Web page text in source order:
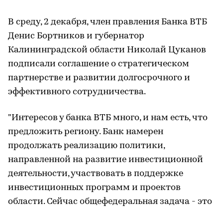
В среду, 2 декабря, член правления Банка ВТБ
Денис Бортников и губернатор
Калининградской области Николай Цуканов
подписали соглашение о стратегическом
партнерстве и развитии долгосрочного и
эффективного сотрудничества.
"Интересов у банка ВТБ много, и нам есть, что
предложить региону. Банк намерен
продолжать реализацию политики,
направленной на развитие инвестиционной
деятельности, участвовать в поддержке
инвестиционных программ и проектов
области. Сейчас общефедеральная задача - это